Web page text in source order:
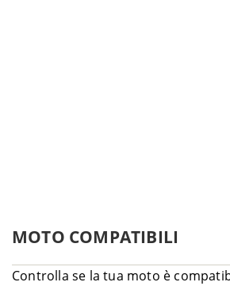
MOTO COMPATIBILI
Controlla se la tua moto è